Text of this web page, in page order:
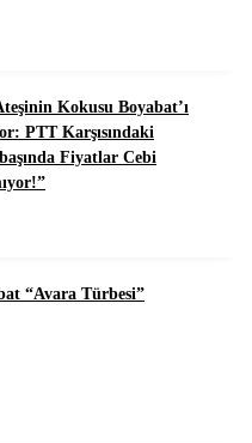
Kokusu Boyabat’ı
PTT Karşısındaki
Fiyatlar Cebi
“Avara Türbesi”